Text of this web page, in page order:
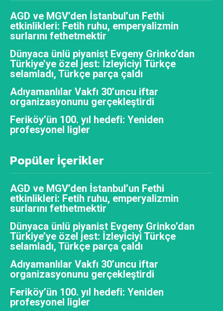
AGD ve MGV’den İstanbul’un Fethi
etkinlikleri: Fetih ruhu, emperyalizmin
surlarını fethetmektir
Dünyaca ünlü piyanist Evgeny Grinko’dan
Türkiye’ye özel jest: İzleyiciyi Türkçe
selamladı, Türkçe parça çaldı
Adıyamanlılar Vakfı 30’uncu iftar
organizasyonunu gerçekleştirdi
Feriköy’ün 100. yıl hedefi: Yeniden
profesyonel ligler
Popüler İçerikler
AGD ve MGV’den İstanbul’un Fethi
etkinlikleri: Fetih ruhu, emperyalizmin
surlarını fethetmektir
Dünyaca ünlü piyanist Evgeny Grinko’dan
Türkiye’ye özel jest: İzleyiciyi Türkçe
selamladı, Türkçe parça çaldı
Adıyamanlılar Vakfı 30’uncu iftar
organizasyonunu gerçekleştirdi
Feriköy’ün 100. yıl hedefi: Yeniden
profesyonel ligler